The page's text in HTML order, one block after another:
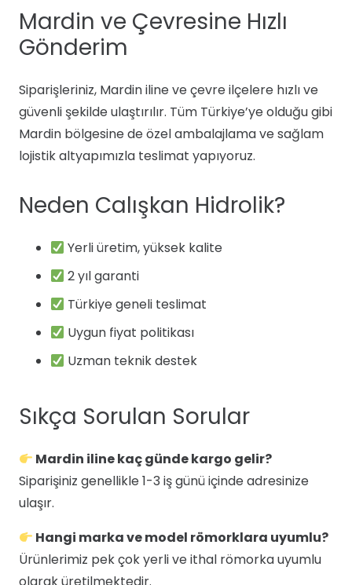
Mardin ve Çevresine Hızlı
Gönderim
Siparişleriniz, Mardin iline ve çevre ilçelere hızlı ve
güvenli şekilde ulaştırılır. Tüm Türkiye’ye olduğu gibi
Mardin bölgesine de özel ambalajlama ve sağlam
lojistik altyapımızla teslimat yapıyoruz.
Neden Calışkan Hidrolik?
Yerli üretim, yüksek kalite
2 yıl garanti
Türkiye geneli teslimat
Uygun fiyat politikası
Uzman teknik destek
Sıkça Sorulan Sorular
Mardin iline kaç günde kargo gelir?
Siparişiniz genellikle 1-3 iş günü içinde adresinize
ulaşır.
Hangi marka ve model römorklara uyumlu?
Ürünlerimiz pek çok yerli ve ithal römorka uyumlu